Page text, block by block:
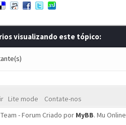
visualizando este tópico:
Lite mode
Contate-nos
Team - Forum Criado por MyBB.Mu Online